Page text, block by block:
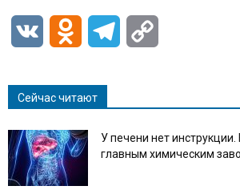
VK Odnoklassniki
Telegram
Сейчас читают
У печени нет
главным химическим